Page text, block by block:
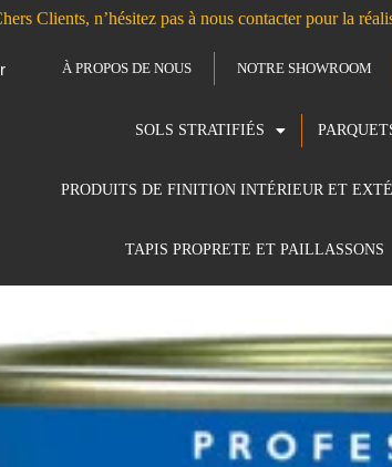
Clients, n’hésitez pas à nous contacter pour la
À PROPOS DE NOUS NOTRE SHOWROOM
SOLS STRATIFIÉS
PRODUITS DE FINITION INTÉRIEUR ET
TAPIS PROPRETE ET PAILLASSONS